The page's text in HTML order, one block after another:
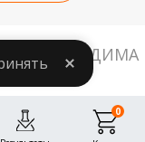
НЕОБХОДИМА
0